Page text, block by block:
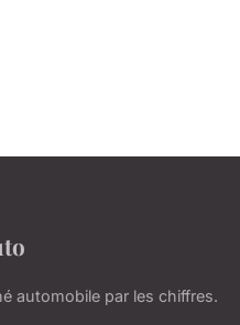
automobile par les chiffres.